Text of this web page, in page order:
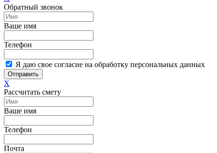
Обратный звонок
Ваше имя
Телефон
Я даю свое согласие на обработку персональных данных
Отправить
X
Рассчитать смету
Ваше имя
Телефон
Почта